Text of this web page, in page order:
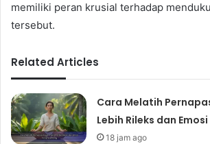
memiliki peran krusial terhadap
tersebut.
Related Articles
Cara Melatih
Lebih Rileks dan
18 jam ago